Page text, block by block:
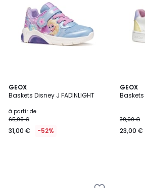
GEOX
Baskets Disney J FADINLIGHT
à partir de
65,00 €
31,00 € -52%
GEOX
39,90 €
23,00 €